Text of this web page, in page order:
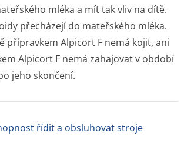
mléka a mít tak vliv na dítě.
přecházejí do mateřského mléka.
přípravkem Alpicort F nemá kojit, ani
Alpicort F nemá zahajovat v období
jeho skončení.
řídit a obsluhovat stroje